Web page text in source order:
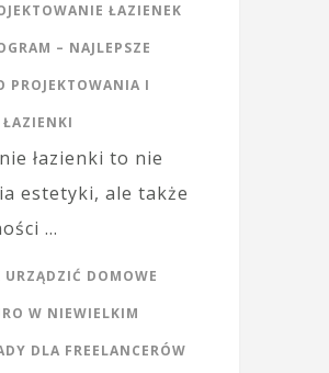
ŁAZIENEK
– NAJLEPSZE
PROJEKTOWANIA I
łazienki to nie
estetyki, ale także
…
URZĄDZIĆ DOMOWE
W NIEWIELKIM
DLA FREELANCERÓW